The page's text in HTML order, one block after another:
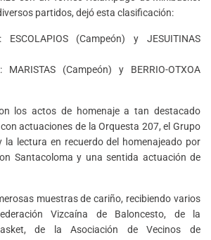
partidos, dejó esta clasificación:
ESCOLAPIOS (Campeón) y JESUITINAS
MARISTAS (Campeón) y BERRIO-OTXOA
los actos de homenaje a tan destacado
actuaciones de la Orquesta 207, el Grupo
la lectura en recuerdo del homenajeado por
Santacoloma y una sentida actuación de
muestras de cariño, recibiendo varios
Vizcaína de Baloncesto, de la
de la Asociación de Vecinos de